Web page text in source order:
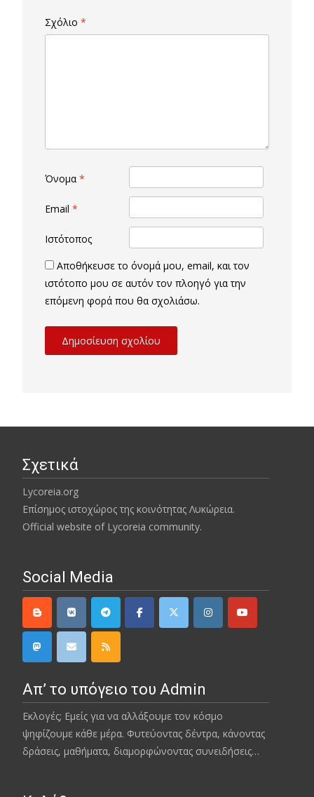
Σχόλιο *
Όνομα *
Email *
Ιστότοπος
Αποθήκευσε το όνομά μου, email, και τον
ιστότοπο μου σε αυτόν τον πλοηγό για την
επόμενη φορά που θα σχολιάσω.
Σχετικά
Lycoreia.org
Επίσημος ιστοχώρος της κοινότητας Λυκώρεια.
Official website of Lycoreia community.
Social Media
Απ’ το υπόγειο του Admin
Εκλογές; Εμείς για να αλλάξουμε τον κόσμο
ψηφίζουμε κάθε μέρα. Φυτεύοντας δέντρα, κάνοντας
δράσεις, μαθήματα, διαμορφώνοντας συνειδήσεις…